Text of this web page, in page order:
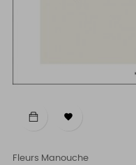

Fleurs Manouche